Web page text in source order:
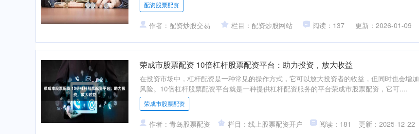
配资股票配资
作者：配资炒股交易 栏目：配资炒股网站 阅读：137 更新：2026-01-09
荣成市股票配资 10倍杠杆股票配资平台：助力投资，放大收益
在投资市场中，杠杆配资是一种常见的操作方式，它可以放大投资者的收益，但同时也会增加
风险。10倍杠杆股票配资平台就是一种提供杠杆配资服务的平台荣成市股票配资，它可....
荣成市股票配资
作者：青岛股票配资 栏目：线上股票配资开户 阅读：181 更新：2025-12-22